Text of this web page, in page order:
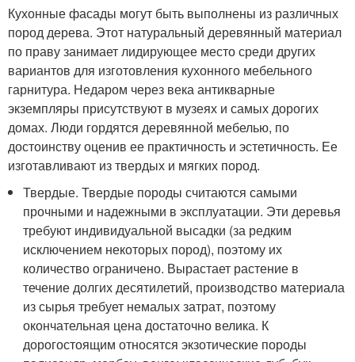
Кухонные фасады могут быть выполнены из различных
пород дерева. Этот натуральный деревянный материал
по праву занимает лидирующее место среди других
вариантов для изготовления кухонного мебельного
гарнитура. Недаром через века антикварные
экземпляры присутствуют в музеях и самых дорогих
домах. Люди гордятся деревянной мебелью, по
достоинству оценив ее практичность и эстетичность. Ее
изготавливают из твердых и мягких пород.
Твердые. Твердые породы считаются самыми
прочными и надежными в эксплуатации. Эти деревья
требуют индивидуальной высадки (за редким
исключением некоторых пород), поэтому их
количество ограничено. Вырастает растение в
течение долгих десятилетий, производство материала
из сырья требует немалых затрат, поэтому
окончательная цена достаточно велика. К
дорогостоящим относятся экзотические породы